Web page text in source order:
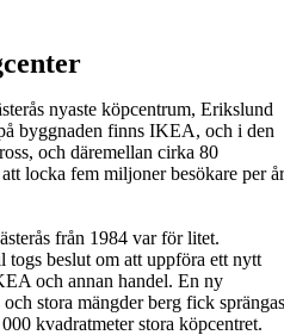
nyaste köpcentrum, Erikslund
byggnaden finns IKEA, och i den
och däremellan cirka 80
locka fem miljoner besökare per
från 1984 var för litet.
togs beslut om att uppföra ett nytt
och annan handel. En ny
stora mängder berg fick sprängas
kvadratmeter stora köpcentret.